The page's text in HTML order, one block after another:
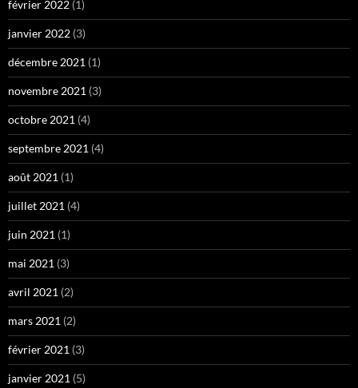
février 2022 (1)
janvier 2022 (3)
décembre 2021 (1)
novembre 2021 (3)
octobre 2021 (4)
septembre 2021 (4)
août 2021 (1)
juillet 2021 (4)
juin 2021 (1)
mai 2021 (3)
avril 2021 (2)
mars 2021 (2)
février 2021 (3)
janvier 2021 (5)